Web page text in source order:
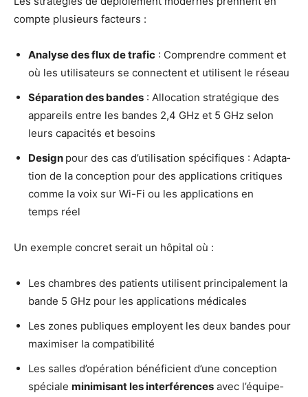
compte plu­sieurs facteurs :
Ana­lyse des flux de tra­fic : Com­prendre com­ment et
où les uti­li­sa­teurs se connectent et uti­lisent le réseau
Sépa­ra­tion des bandes : Allo­ca­tion stra­té­gique des
appa­reils entre les bandes 2,4 GHz et 5 GHz selon
leurs capa­ci­tés et besoins
Desi­gn pour des cas d’u­ti­li­sa­tion spé­ci­fiques : Adap­ta­
tion de la concep­tion pour des appli­ca­tions cri­tiques
comme la voix sur Wi-Fi ou les appli­ca­tions en
temps réel
Un exemple concret serait un hôpi­tal où :
Les chambres des patients uti­lisent prin­ci­pa­le­ment la
bande 5 GHz pour les appli­ca­tions médicales
Les zones publiques employent les deux bandes pour
maxi­mi­ser la compatibilité
Les salles d’o­pé­ra­tion béné­fi­cient d’une concep­tion
spé­ciale mini­mi­sant les inter­fé­rences avec l’é­qui­pe­